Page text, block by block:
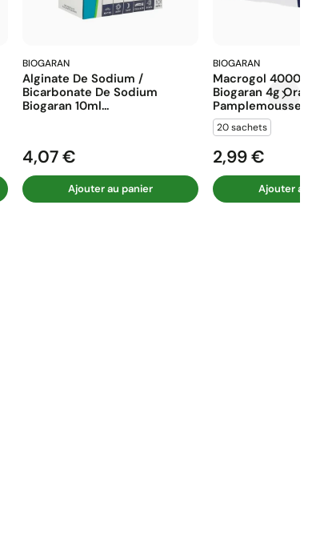
BIOGARAN
Alginate De Sodium /
Bicarbonate De Sodium
Biogaran 10ml...
Prix
4,07 €
Ajouter au panier
BIOGARAN
Macrogol 4000
Biogaran 4g
Pamplemousse...
20 sachets
Prix
2,99 €
Ajouter au